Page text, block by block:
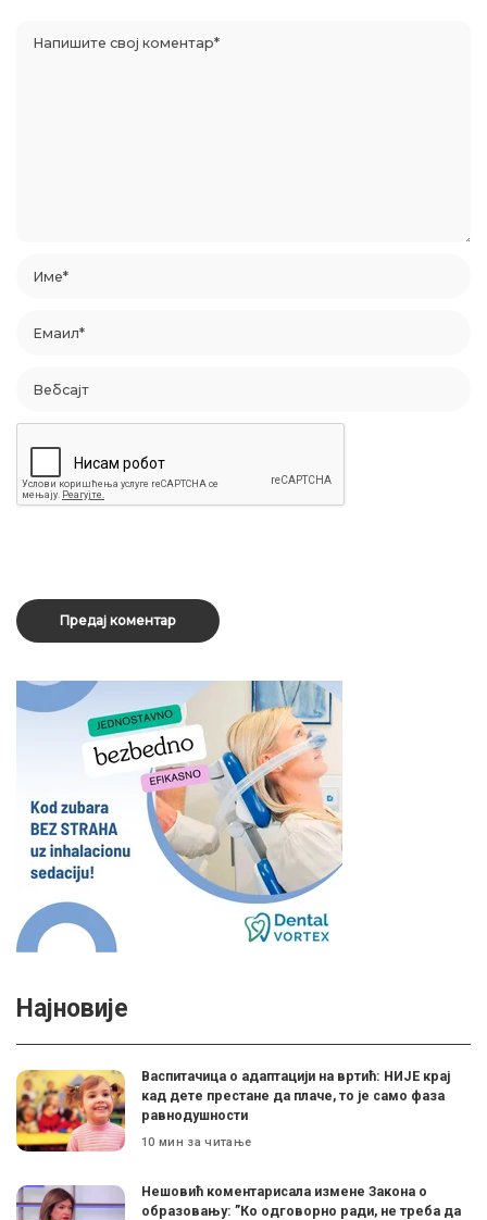
Најновије
Васпитачица о адаптацији на вртић: НИЈЕ крај
кад дете престане да плаче, то је само фаза
равнодушности
10 мин за читање
Нешовић коментарисала измене Закона о
образовању: ”Ко одговорно ради, не треба да